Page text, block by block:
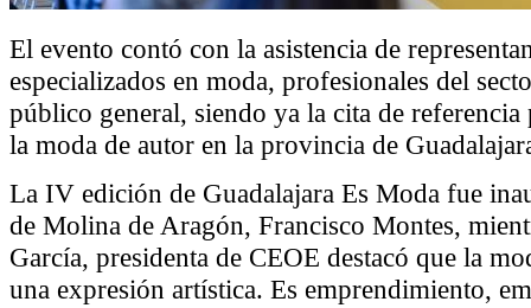
El evento contó con la asistencia de
especializados en moda, profesionales del
público general, siendo ya la cita de
la moda de autor en la provincia de
La IV edición de Guadalajara Es Moda fue
de Molina de Aragón, Francisco Montes,
García, presidenta de CEOE destacó que la
una expresión artística. Es emprendimiento,